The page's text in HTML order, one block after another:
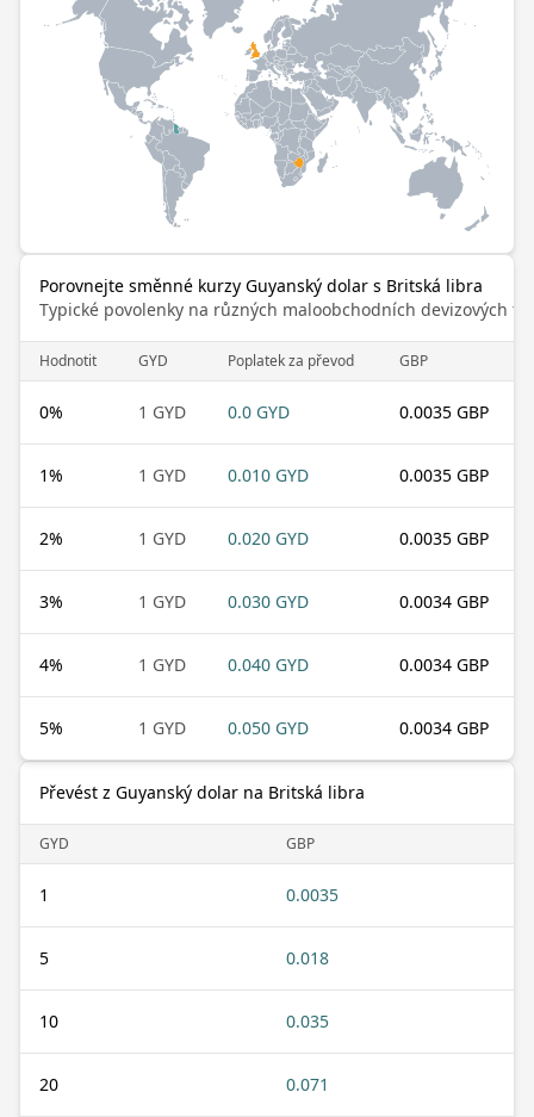
Porovnejte směnné kurzy Guyanský dolar s Britská libra
Typické povolenky na různých maloobchodních devizových
Hodnotit GYD Poplatek za převod GBP
0% 1 GYD 0.0 GYD 0.0035 GBP
1% 1 GYD 0.010 GYD 0.0035 GBP
2% 1 GYD 0.020 GYD 0.0035 GBP
3% 1 GYD 0.030 GYD 0.0034 GBP
4% 1 GYD 0.040 GYD 0.0034 GBP
5% 1 GYD 0.050 GYD 0.0034 GBP
Převést z Guyanský dolar na Britská libra
GYD GBP
1 0.0035
5 0.018
10 0.035
20 0.071